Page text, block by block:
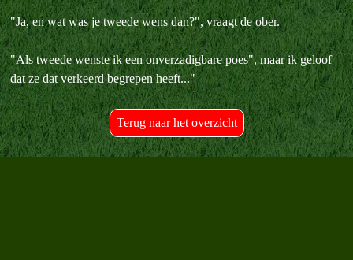
"Ja, en wat was je tweede wens dan?", vraagt de ober.
"Als tweede wenste ik een onverzadigbare poes", maar ik geloof
dat ze dat verkeerd begrepen heeft..."
Terug naar het overzicht